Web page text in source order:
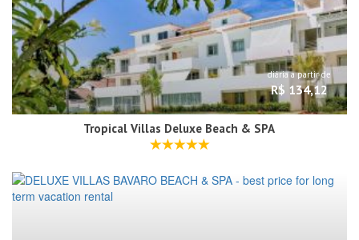
diária a partir de
R$ 134,12
Tropical Villas Deluxe Beach & SPA